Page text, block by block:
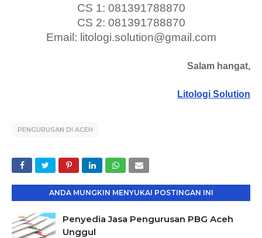
CS 1: 081391788870
CS 2: 081391788870
Email: litologi.solution@gmail.com
Salam hangat,
Litologi Solution
PENGURUSAN DI ACEH
ANDA MUNGKIN MENYUKAI POSTINGAN INI
Penyedia Jasa Pengurusan PBG Aceh
Unggul